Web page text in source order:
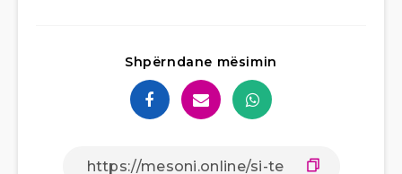
Shpërndane mësimin